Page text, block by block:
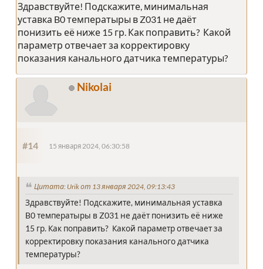
Здравствуйте! Подскажите, минимальная
уставка B0 температыры в Z031 не даёт
понизить её ниже 15 гр. Как поправить? Какой
параметр отвечает за корректировку
показания канального датчика температуры?
Nikolai
#14 15 января 2024, 06:30:58
Цитата: Urik от 13 января 2024, 09:13:43
Здравствуйте! Подскажите, минимальная уставка
B0 температыры в Z031 не даёт понизить её ниже
15 гр. Как поправить? Какой параметр отвечает за
корректировку показания канального датчика
температуры?